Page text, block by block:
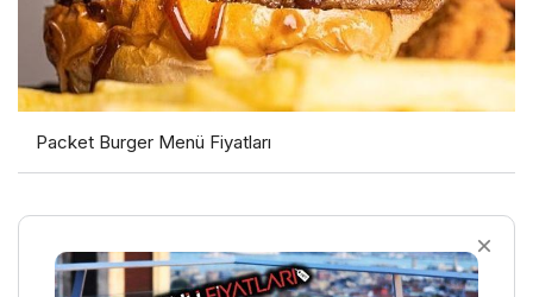
Packet Burger Menü Fiyatları